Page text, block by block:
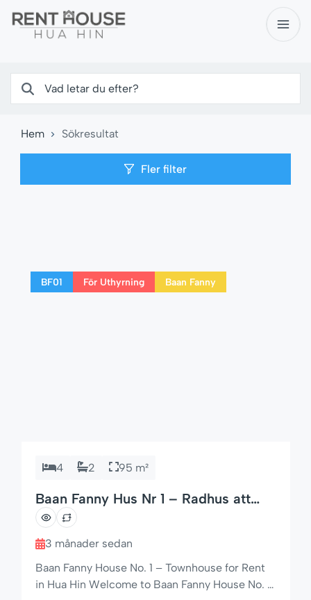
Hem Sökresultat
Fler filter
BF01 För Uthyrning Baan Fanny
4 2 95 m²
Baan Fanny Hus Nr 1 – Radhus att
hyra i Hua Hin Soi 94
3 månader sedan
Baan Fanny House No. 1 – Townhouse for Rent
in Hua Hin Welcome to Baan Fanny House No. 1,